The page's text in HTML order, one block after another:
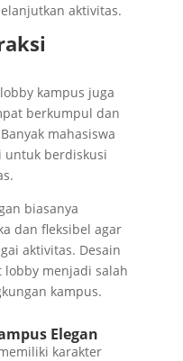
aktivitas.
kampus juga
berkumpul dan
mahasiswa
untuk berdiskusi
biasanya
dan fleksibel agar
aktivitas. Desain
menjadi salah
kampus.
Elegan
karakter